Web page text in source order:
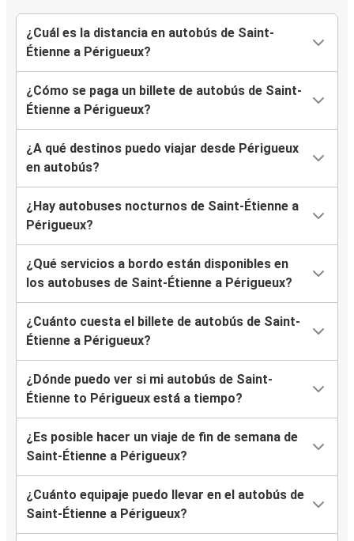
¿Cuál es la distancia en autobús de Saint-
Étienne a Périgueux?
¿Cómo se paga un billete de autobús de Saint-
Étienne a Périgueux?
¿A qué destinos puedo viajar desde Périgueux
en autobús?
¿Hay autobuses nocturnos de Saint-Étienne a
Périgueux?
¿Qué servicios a bordo están disponibles en
los autobuses de Saint-Étienne a Périgueux?
¿Cuánto cuesta el billete de autobús de Saint-
Étienne a Périgueux?
¿Dónde puedo ver si mi autobús de Saint-
Étienne to Périgueux está a tiempo?
¿Es posible hacer un viaje de fin de semana de
Saint-Étienne a Périgueux?
¿Cuánto equipaje puedo llevar en el autobús de
Saint-Étienne a Périgueux?